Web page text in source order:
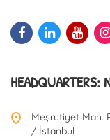
HEADQUARTERS:
Meşrutiyet Mah.
/ İstanbul